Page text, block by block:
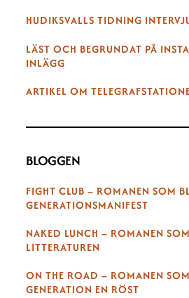
HUDIKSVALLS TIDNING
LÄST OCH BEGRUNDAT PÅ
INLÄGG
ARTIKEL OM
BLOGGEN
FIGHT CLUB – ROMANEN SOM
GENERATIONSMANIFEST
NAKED LUNCH – ROMANEN
LITTERATUREN
ON THE ROAD – ROMANEN
GENERATION EN RÖST